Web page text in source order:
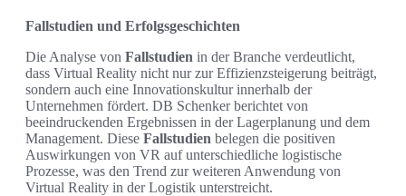
Fallstudien und Erfolgsgeschichten
Die Analyse von Fallstudien in der Branche verdeutlicht,
dass Virtual Reality nicht nur zur Effizienzsteigerung beiträgt,
sondern auch eine Innovationskultur innerhalb der
Unternehmen fördert. DB Schenker berichtet von
beeindruckenden Ergebnissen in der Lagerplanung und dem
Management. Diese Fallstudien belegen die positiven
Auswirkungen von VR auf unterschiedliche logistische
Prozesse, was den Trend zur weiteren Anwendung von
Virtual Reality in der Logistik unterstreicht.